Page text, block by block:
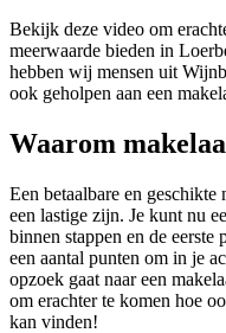
Bekijk deze video om
meerwaarde bieden in
hebben wij mensen uit
ook geholpen aan een
Waarom
Een betaalbare en
een lastige zijn. Je kunt nu
binnen stappen en de eerste
een aantal punten om in je
opzoek gaat naar een
om erachter te komen hoe
kan vinden!